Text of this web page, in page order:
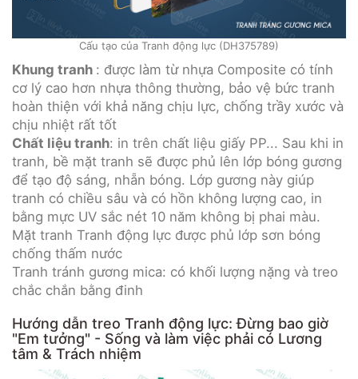
Cấu tạo của Tranh động lực (DH375789)
Khung tranh : được làm từ nhựa Composite có tính
cơ lý cao hơn nhựa thông thường, bảo vệ bức tranh
hoàn thiện với khả năng chịu lực, chống trầy xước và
chịu nhiệt rất tốt
Chất liệu tranh: in trên chất liệu giấy PP... Sau khi in
tranh, bề mặt tranh sẽ được phủ lên lớp bóng gương
để tạo độ sáng, nhẵn bóng. Lớp gương này giúp
tranh có chiều sâu và có hồn không lượng cao, in
bằng mực UV sắc nét 10 năm không bị phai màu.
Mặt tranh Tranh động lực được phủ lớp sơn bóng
chống thấm nước
Tranh tránh gương mica: có khối lượng nặng và treo
chắc chắn bằng đinh
Hướng dẫn treo Tranh động lực: Đừng bao giờ
"Em tưởng" - Sống và làm việc phải có Lương
tâm & Trách nhiệm